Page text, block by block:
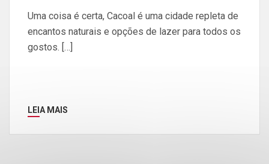
Uma coisa é certa, Cacoal é uma cidade repleta de
encantos naturais e opções de lazer para todos os
gostos. […]
LEIA MAIS